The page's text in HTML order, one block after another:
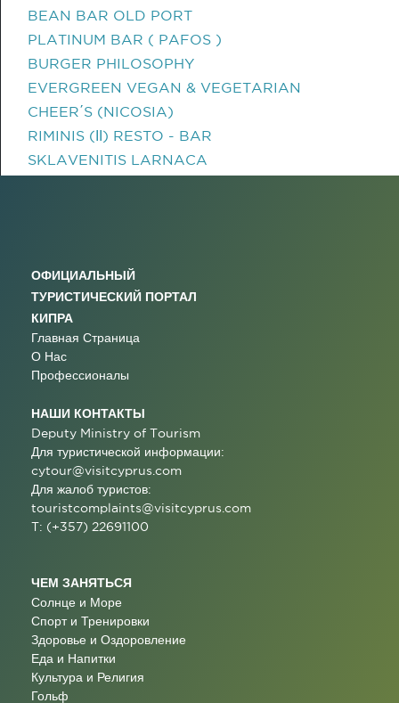
BEAN BAR OLD PORT
PLATINUM BAR ( PAFOS )
BURGER PHILOSOPHY
EVERGREEN VEGAN & VEGETARIAN
CHEER΄S (NICOSIA)
RIMINIS (ΙΙ) RESTO - BAR
SKLAVENITIS LARNACA
ОФИЦИАЛЬНЫЙ
ТУРИСТИЧЕСКИЙ ПОРТАЛ
КИПРА
Главная Страница
О Нас
Профессионалы
НАШИ КОНТАКТЫ
Deputy Ministry of Tourism
Для туристической информации:
cytour@visitcyprus.com
Для жалоб туристов:
touristcomplaints@visitcyprus.com
T: (+357) 22691100
ЧЕМ ЗАНЯТЬСЯ
Солнце и Море
Спорт и Тренировки
Здоровье и Оздоровление
Еда и Напитки
Культура и Религия
Гольф